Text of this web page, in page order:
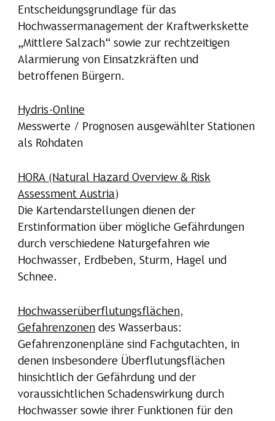
Entscheidungsgrundlage für das
Hochwassermanagement der Kraftwerkskette
„Mittlere Salzach“ sowie zur rechtzeitigen
Alarmierung von Einsatzkräften und
betroffenen Bürgern.
Hydris-Online
Messwerte / Prognosen ausgewählter Stationen
als Rohdaten
HORA (Natural Hazard Overview & Risk
Assessment Austria)
Die Kartendarstellungen dienen der
Erstinformation über mögliche Gefährdungen
durch verschiedene Naturgefahren wie
Hochwasser, Erdbeben, Sturm, Hagel und
Schnee.
Hochwasserüberflutungsflächen,
Gefahrenzonendes Wasserbaus:
Gefahrenzonenpläne sind Fachgutachten, in
denen insbesondere Überflutungsflächen
hinsichtlich der Gefährdung und der
voraussichtlichen Schadenswirkung durch
Hochwasser sowie ihrer Funktionen für den